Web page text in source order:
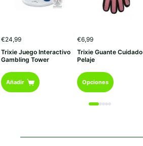
€24,99
Trixie Juego Interactivo
Gambling Tower
Añadir
€6,99
Trixie Guante Cuidado
Pelaje
Opciones
Este
producto
múltiples
opciones